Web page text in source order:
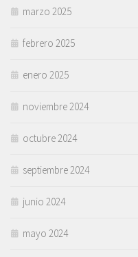
marzo 2025
febrero 2025
enero 2025
noviembre 2024
octubre 2024
septiembre 2024
junio 2024
mayo 2024